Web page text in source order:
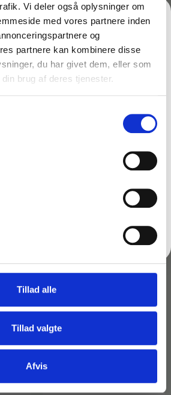
Vi deler også oplysninger om
med vores partnere inden
og
partnere kan kombinere disse
du har givet dem, eller som
brug af deres tjenester.
Tillad alle
Tillad valgte
Afvis
– Unger nLite AN60G –
ekskl. moms
Læg i kurv
DIN FØRSTE ORDRE